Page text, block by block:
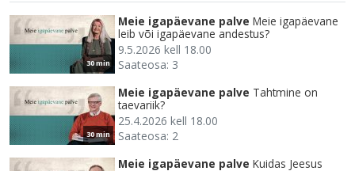
30 min
Meie igapäevane palve Meie igapäevane
leib või igapäevane andestus?
9.5.2026 kell 18.00
Saateosa: 3
30 min
Meie igapäevane palve Tahtmine on
taevariik?
25.4.2026 kell 18.00
Saateosa: 2
Meie igapäevane palve Kuidas Jeesus